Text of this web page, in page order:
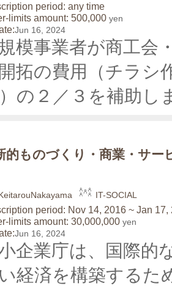
period: any time
limits amount: 500,000 yen
Jun 16, 2024
模事業者が商工会
拓の費用（チラシ
の２／３を補助し
的ものづくり・商業・サー
IT-SOCIAL
period: Nov 14, 2016 ~ Jan 17,
limits amount: 30,000,000 yen
Jun 16, 2024
企業庁は、国際的
経済を構築するた